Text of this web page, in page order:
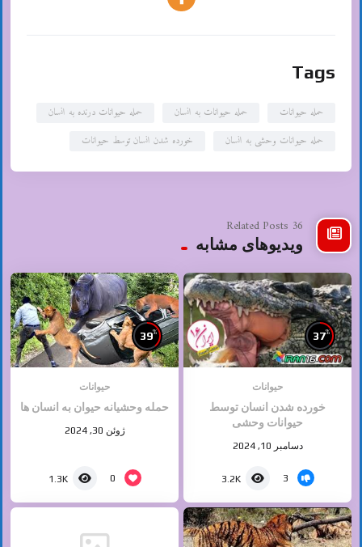
Tags
حمله حیوانات حمله حیوانات به انسان
حمله حیوانات درنده به انسان
حمله حیوانات وحشی به انسان
خورده شدن انسان توسط حیوانات
36 Related Posts
ویدیوهای مشابه
37%
حیوانات
خورده شدن انسان توسط
حیوانات وحشی
دسامبر 10, 2024
3
3.2K
39%
حیوانات
حمله وحشیانه حیوان به انسان ها
ژوئن 30, 2024
0
1.3K